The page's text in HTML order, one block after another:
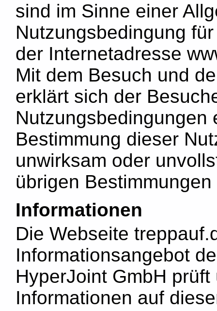
sind im Sinne einer
Nutzungsbedingung
der Internetadresse
Mit dem Besuch und
erklärt sich der
Nutzungsbedingungen
Bestimmung dieser
unwirksam oder
übrigen
Informationen
Die Webseite
Informationsangebot
HyperJoint GmbH
Informationen auf